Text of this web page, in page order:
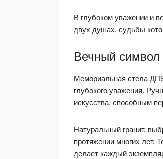
В глубоком уважении и
двух душах, судьбы
Вечный символ
Мемориальная стела
глубокого уважения.
искусства, способным
Натуральный гранит,
протяжении многих лет.
делает каждый